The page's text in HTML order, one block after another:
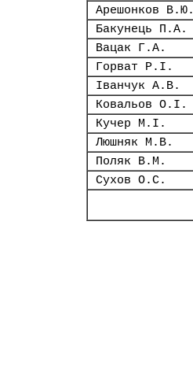
Арешонков В.Ю.
Бакунець П.А.
Вацак Г.А.
Горват Р.І.
Іванчук А.В.
Ковальов О.І.
Кучер М.І.
Люшняк М.В.
Поляк В.М.
Сухов О.С.